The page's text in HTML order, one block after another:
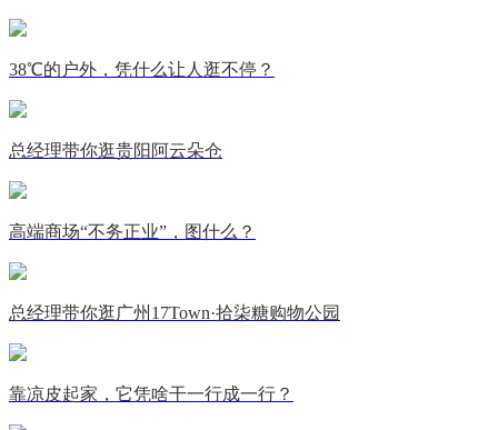
38℃的户外，凭什么让人逛不停？
总经理带你逛贵阳阿云朵仓
高端商场“不务正业”，图什么？
总经理带你逛广州17Town·拾柒糖购物公园
靠凉皮起家，它凭啥干一行成一行？